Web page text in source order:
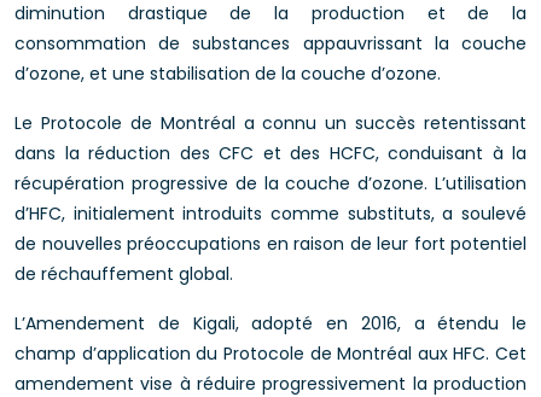
diminution drastique de la production et de la
consommation de substances appauvrissant la couche
d’ozone, et une stabilisation de la couche d’ozone.
Le Protocole de Montréal a connu un succès retentissant
dans la réduction des CFC et des HCFC, conduisant à la
récupération progressive de la couche d’ozone. L’utilisation
d’HFC, initialement introduits comme substituts, a soulevé
de nouvelles préoccupations en raison de leur fort potentiel
de réchauffement global.
L’Amendement de Kigali, adopté en 2016, a étendu le
champ d’application du Protocole de Montréal aux HFC. Cet
amendement vise à réduire progressivement la production